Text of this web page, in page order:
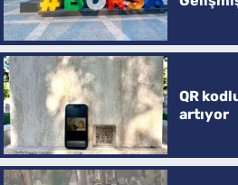
QR
artıyor